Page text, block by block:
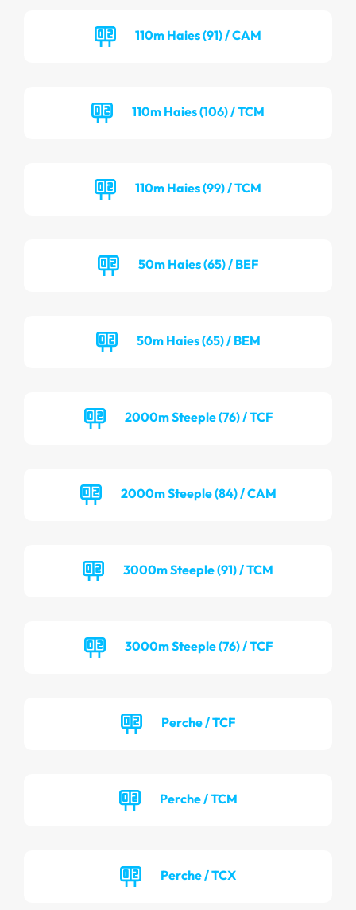
110m Haies (91) / CAM
110m Haies (106) / TCM
110m Haies (99) / TCM
50m Haies (65) / BEF
50m Haies (65) / BEM
2000m Steeple (76) / TCF
2000m Steeple (84) / CAM
3000m Steeple (91) / TCM
3000m Steeple (76) / TCF
Perche / TCF
Perche / TCM
Perche / TCX